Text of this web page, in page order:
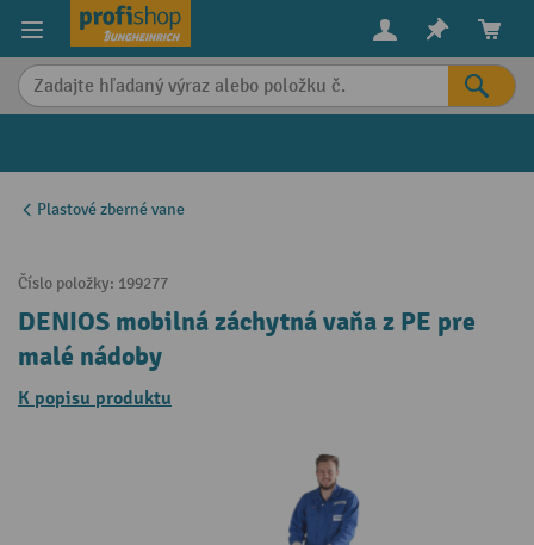
content
Plastové zberné vane
Číslo položky: 199277
DENIOS mobilná záchytná vaňa z PE pre
malé nádoby
K popisu produktu